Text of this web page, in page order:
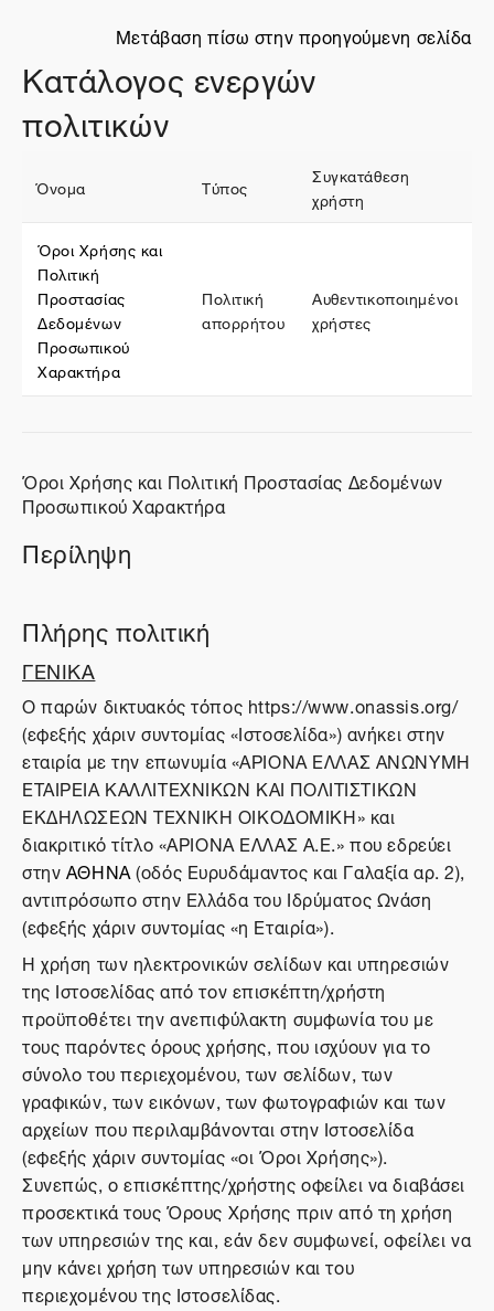
Μετάβαση πίσω στην προηγούμενη σελίδα
Κατάλογος ενεργών
πολιτικών
Όνομα Τύπος
Συγκατάθεση
χρήστη
Όροι Χρήσης και
Πολιτική
Προστασίας
Δεδομένων
Προσωπικού
Χαρακτήρα
Πολιτική
απορρήτου
Αυθεντικοποιημένοι
χρήστες
Όροι Χρήσης και Πολιτική Προστασίας Δεδομένων
Προσωπικού Χαρακτήρα
Περίληψη
Πλήρης πολιτική
ΓΕΝΙΚΑ
O παρών δικτυακός τόπος https://www.onassis.org/
(εφεξής χάριν συντομίας «Ιστοσελίδα») ανήκει στην
εταιρία με την επωνυμία «ΑΡΙΟΝΑ ΕΛΛΑΣ ΑΝΩΝΥΜΗ
ΕΤΑΙΡΕΙΑ ΚΑΛΛΙΤΕΧΝΙΚΩΝ ΚΑΙ ΠΟΛΙΤΙΣΤΙΚΩΝ
ΕΚΔΗΛΩΣΕΩΝ ΤΕΧΝΙΚΗ ΟΙΚΟΔΟΜΙΚΗ» και
διακριτικό τίτλο «ΑΡΙΟΝΑ ΕΛΛΑΣ Α.Ε.» που εδρεύει
στηνΑΘΗΝΑ(οδός Ευρυδάμαντος και Γαλαξία αρ. 2),
αντιπρόσωπο στην Ελλάδα του Ιδρύματος Ωνάση
(εφεξής χάριν συντομίας «η Εταιρία»).
Η χρήση των ηλεκτρονικών σελίδων και υπηρεσιών
της Ιστοσελίδας από τον επισκέπτη/χρήστη
προϋποθέτει την ανεπιφύλακτη συμφωνία του με
τους παρόντες όρους χρήσης, που ισχύουν για το
σύνολο του περιεχομένου, των σελίδων, των
γραφικών, των εικόνων, των φωτογραφιών και των
αρχείων που περιλαμβάνονται στην Ιστοσελίδα
(εφεξής χάριν συντομίας «οι Όροι Χρήσης»).
Συνεπώς, ο επισκέπτης/χρήστης οφείλει να διαβάσει
προσεκτικά τους Όρους Χρήσης πριν από τη χρήση
των υπηρεσιών της και, εάν δεν συμφωνεί, οφείλει να
μην κάνει χρήση των υπηρεσιών και του
περιεχομένου της Ιστοσελίδας.